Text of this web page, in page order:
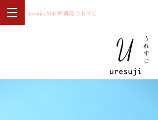
uresuji | SHOP 新潟 うれすじ